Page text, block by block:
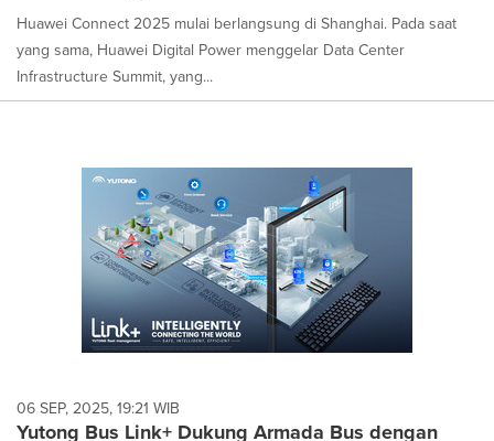
Huawei Connect 2025 mulai berlangsung di Shanghai. Pada saat
yang sama, Huawei Digital Power menggelar Data Center
Infrastructure Summit, yang...
06 SEP, 2025, 19:21 WIB
Yutong Bus Link+ Dukung Armada Bus dengan